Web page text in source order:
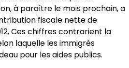
à paraître le mois prochain, a
fiscale nette de
Ces chiffres contrarient la
laquelle les immigrés
pour les aides publics.